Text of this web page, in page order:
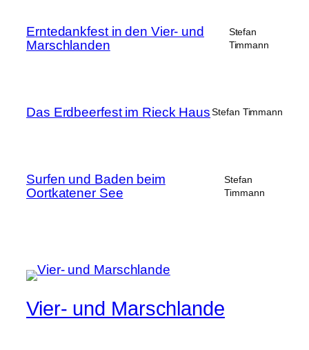
Erntedankfest in den Vier- und
Marschlanden
Stefan
Timmann
Das Erdbeerfest im Rieck Haus Stefan Timmann
Surfen und Baden beim
Oortkatener See
Stefan
Timmann
Vier- und Marschlande